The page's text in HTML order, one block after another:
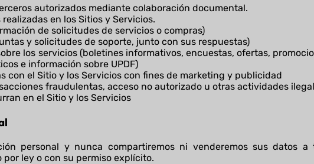
autorizados mediante colaboración documental.
en los Sitios y Servicios.
de solicitudes de servicios o compras)
y solicitudes de soporte, junto con sus respuestas)
los servicios (boletines informativos, encuestas, ofertas,
e información sobre UPDF)
con el Sitio y los Servicios con fines de marketing y publicidad
fraudulentas, acceso no autorizado u otras actividades
en el Sitio y los Servicios
personal y nunca compartiremos ni venderemos sus datos a
ley o con su permiso explícito.